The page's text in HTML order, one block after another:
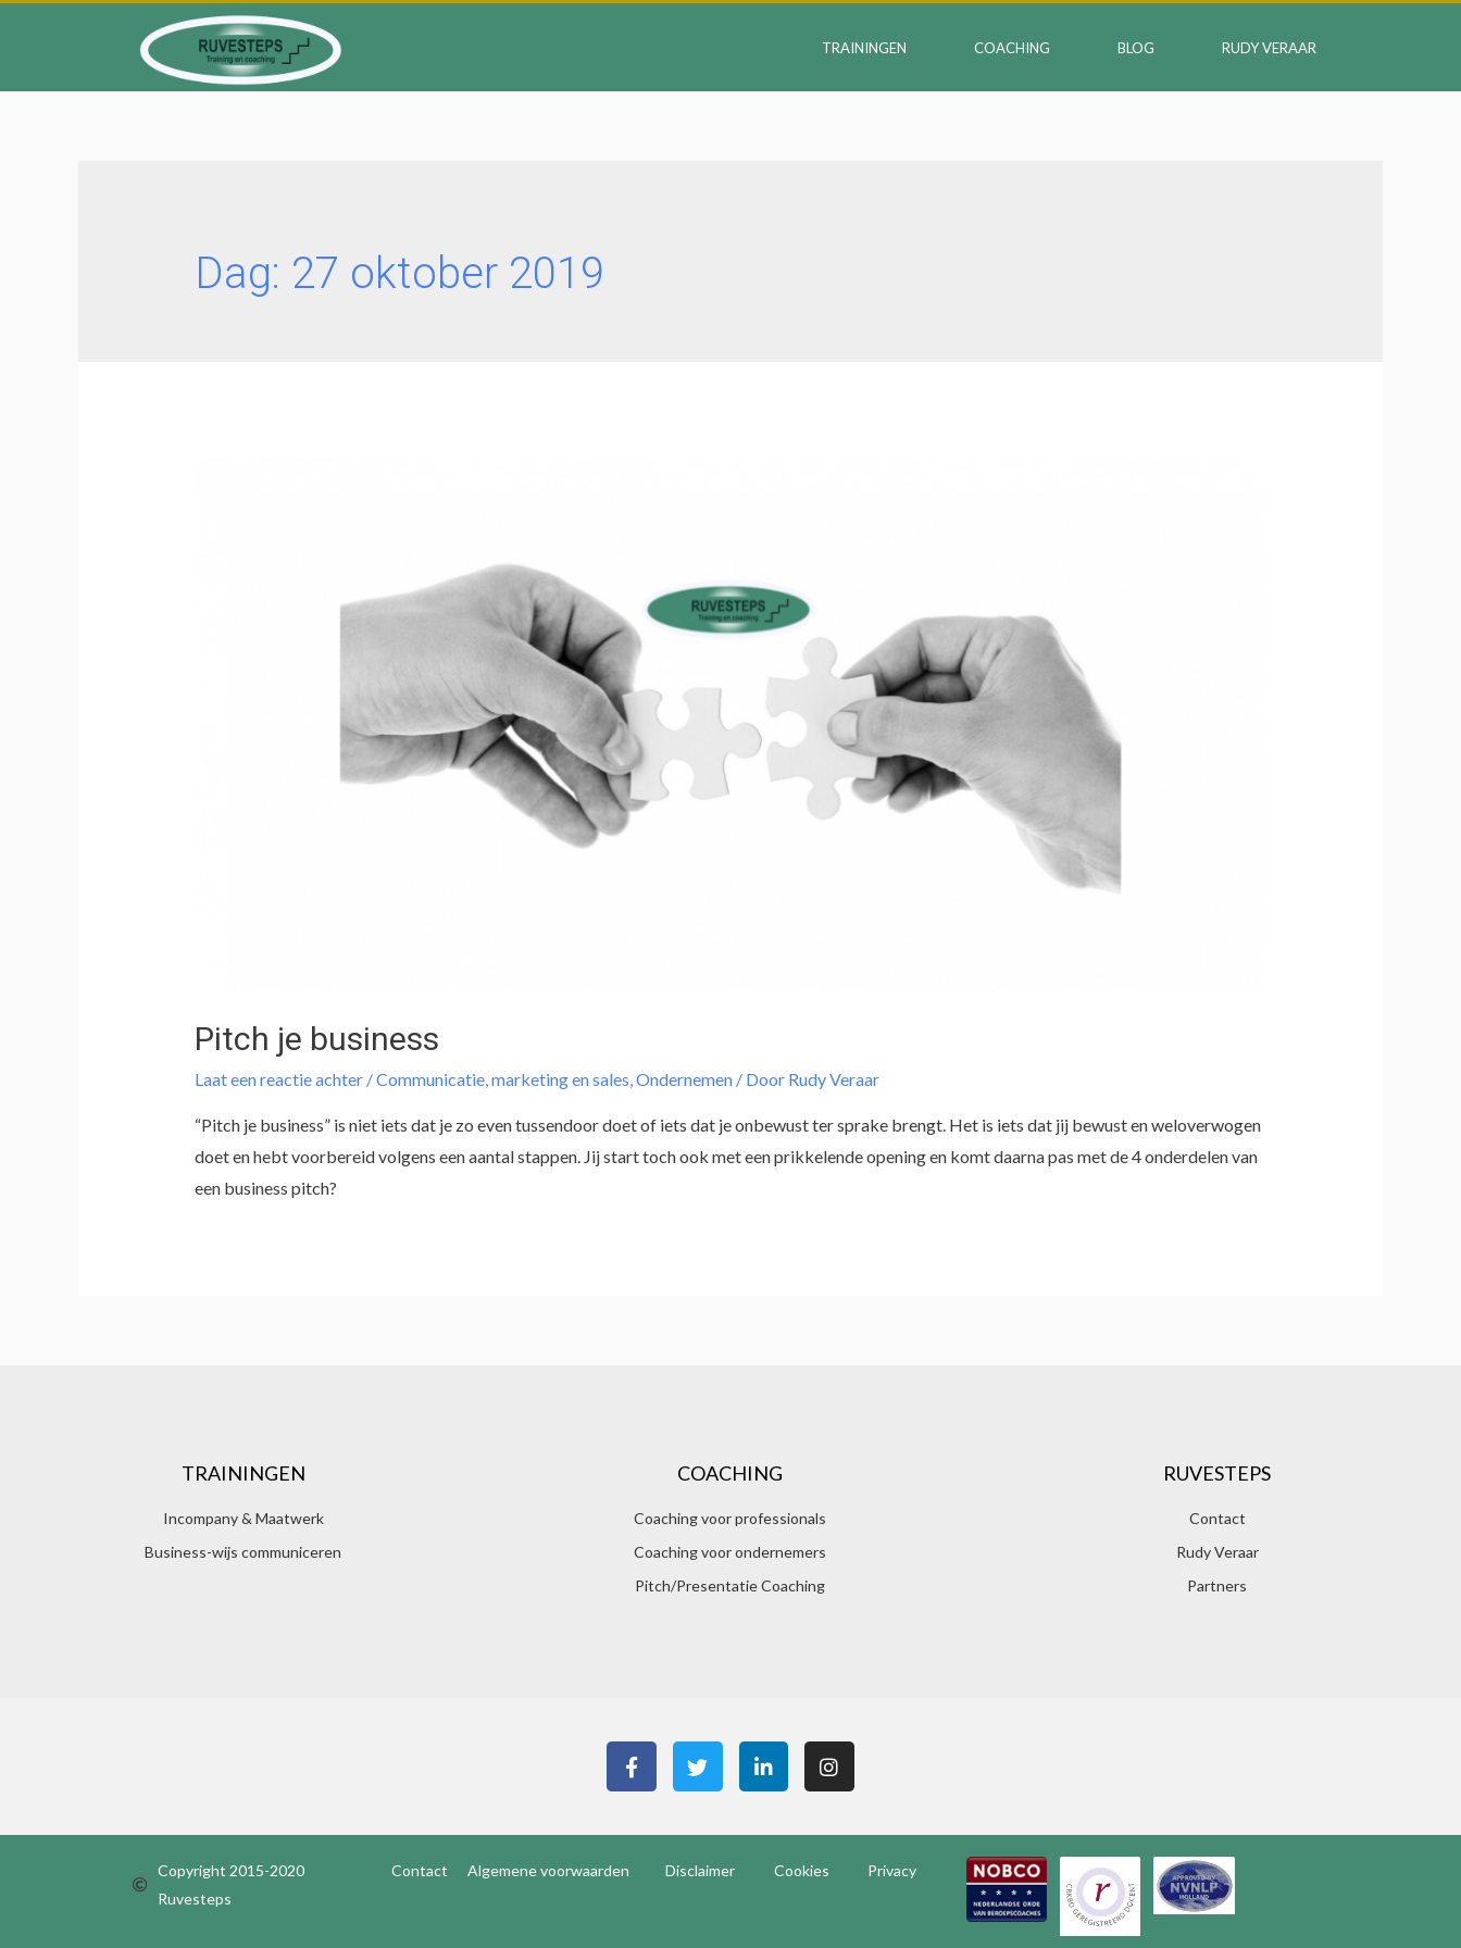
TRAININGEN COACHING BLOG RUDY VERAAR
Dag: 27 oktober 2019
Pitch je business
Laat een reactie achter /Communicatie,marketing en sales,Ondernemen/ Door Rudy Veraar
“Pitch je business” is niet iets dat je zo even tussendoor doet of iets dat je onbewust ter sprake brengt. Het is iets dat jij bewust en weloverwogen
doet en hebt voorbereid volgens een aantal stappen. Jij start toch ook met een prikkelende opening en komt daarna pas met de 4 onderdelen van
een business pitch?
TRAININGEN
Incompany & Maatwerk
Business-wijs communiceren
COACHING
Coaching voor professionals
Coaching voor ondernemers
Pitch/Presentatie Coaching
RUVESTEPS
Contact
Rudy Veraar
Partners
Copyright 2015-2020
Ruvesteps
Contact Algemene voorwaarden Disclaimer Cookies Privacy